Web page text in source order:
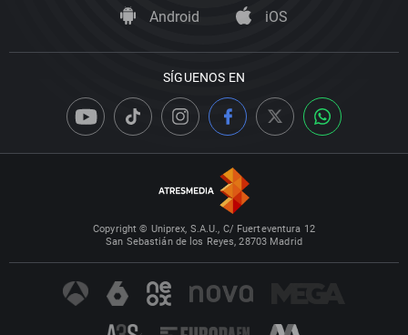
Android iOS
SÍGUENOS EN
Copyright © Uniprex, S.A.U., C/ Fuerteventura 12
San Sebastián de los Reyes, 28703 Madrid